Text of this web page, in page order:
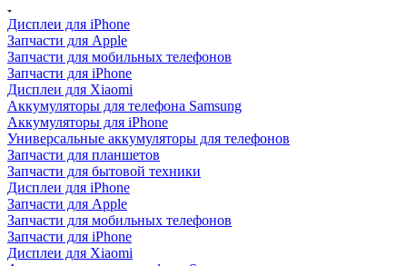
Дисплеи для iPhone
Запчасти для Apple
Запчасти для мобильных телефонов
Запчасти для iPhone
Дисплеи для Xiaomi
Аккумуляторы для телефона Samsung
Аккумуляторы для iPhone
Универсальные аккумуляторы для телефонов
Запчасти для планшетов
Запчасти для бытовой техники
Дисплеи для iPhone
Запчасти для Apple
Запчасти для мобильных телефонов
Запчасти для iPhone
Дисплеи для Xiaomi